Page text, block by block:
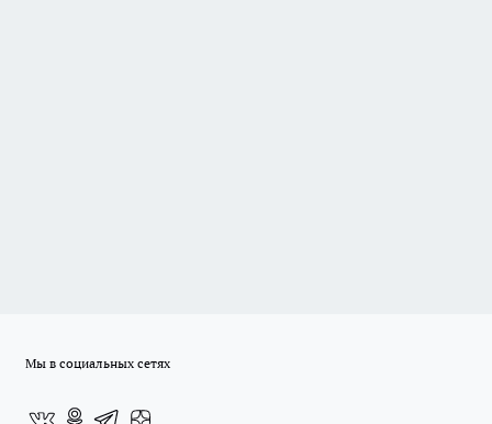
Мы в социальных сетях